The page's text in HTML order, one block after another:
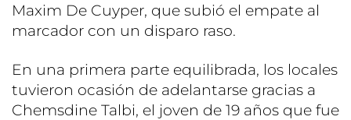
Maxim De Cuyper, que subió el empate al
marcador con un disparo raso.
En una primera parte equilibrada, los locales
tuvieron ocasión de adelantarse gracias a
Chemsdine Talbi, el joven de 19 años que fue